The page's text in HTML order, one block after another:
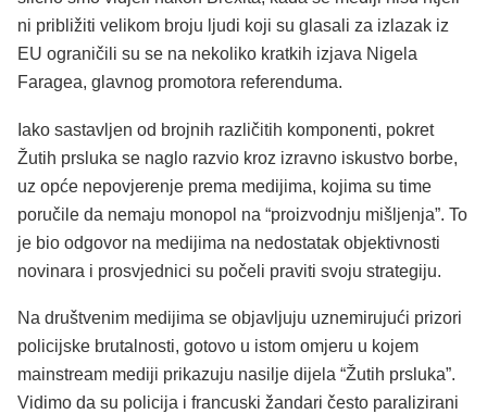
ni približiti velikom broju ljudi koji su glasali za izlazak iz
EU ograničili su se na nekoliko kratkih izjava Nigela
Faragea, glavnog promotora referenduma.
Iako sastavljen od brojnih različitih komponenti, pokret
Žutih prsluka se naglo razvio kroz izravno iskustvo borbe,
uz opće nepovjerenje prema medijima, kojima su time
poručile da nemaju monopol na “proizvodnju mišljenja”. To
je bio odgovor na medijima na nedostatak objektivnosti
novinara i prosvjednici su počeli praviti svoju strategiju.
Na društvenim medijima se objavljuju uznemirujući prizori
policijske brutalnosti, gotovo u istom omjeru u kojem
mainstream mediji prikazuju nasilje dijela “Žutih prsluka”.
Vidimo da su policija i francuski žandari često paralizirani